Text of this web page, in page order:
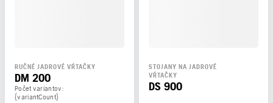
RUČNÉ JADROVÉ VŔTAČKY
DM 200
Počet variantov:
{variantCount}
STOJANY NA JADROVÉ
VŔTAČKY
DS 900